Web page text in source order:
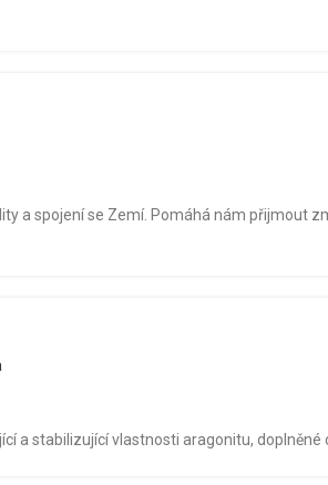
a spojení se Zemí. Pomáhá nám přijmout
a stabilizující vlastnosti aragonitu,